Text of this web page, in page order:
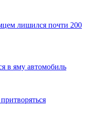
лишился почти 200
в яму автомобиль